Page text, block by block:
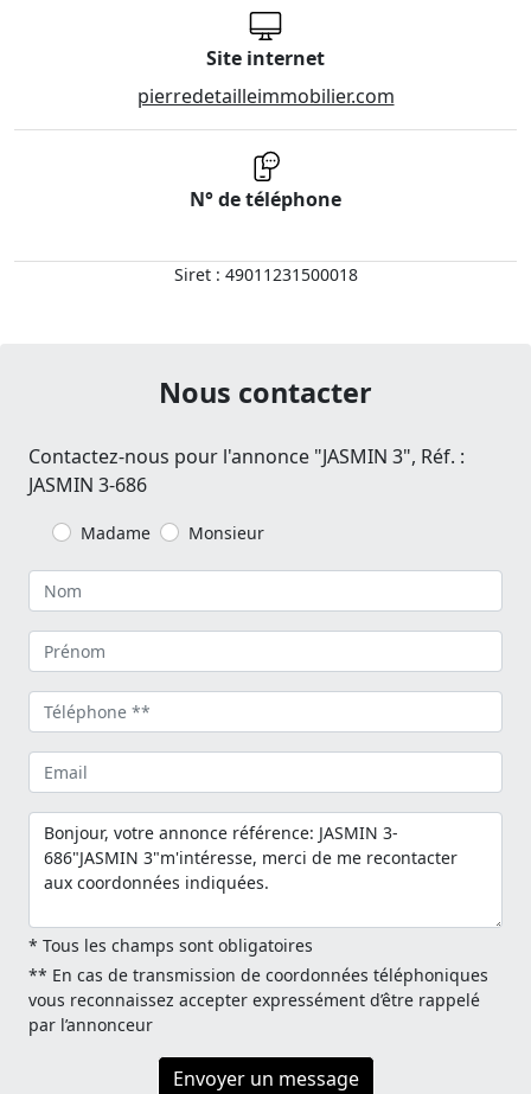
Site internet
pierredetailleimmobilier.com
N° de téléphone
Siret : 49011231500018
Nous contacter
Contactez-nous pour l'annonce "JASMIN 3", Réf. :
JASMIN 3-686
Madame Monsieur
* Tous les champs sont obligatoires
** En cas de transmission de coordonnées téléphoniques
vous reconnaissez accepter expressément d’être rappelé
par l’annonceur
Envoyer un message